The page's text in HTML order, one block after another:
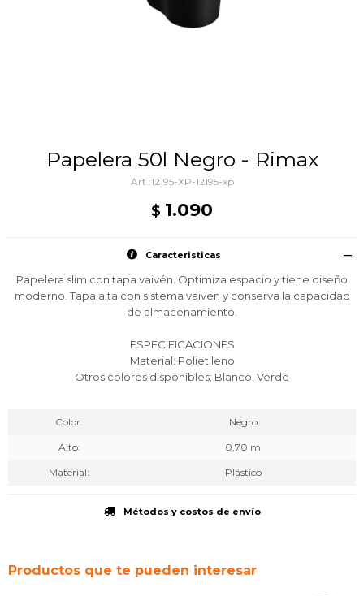
Papelera 50l Negro - Rimax
12195-XP-12195-xp
$ 1.090
Caracteristicas
Papelera slim con tapa vaivén. Optimiza espacio y tiene diseño
moderno. Tapa alta con sistema vaivén y conserva la capacidad
de almacenamiento.
ESPECIFICACIONES
Material: Polietileno
Otros colores disponibles: Blanco, Verde
Color Negro
Alto 0,70 m
Material Plástico
Métodos y costos de envío
Productos que te pueden interesar